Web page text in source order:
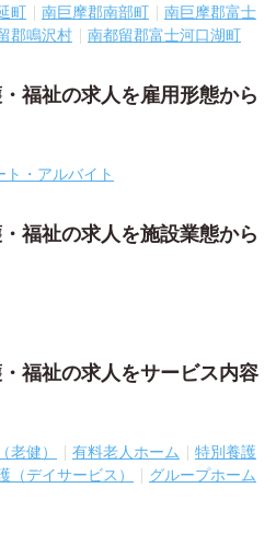
町 南巨摩郡南部町
南巨摩郡富士
郡鳴沢村 南都留郡富士河口湖町
福祉の求人を雇用形態から
ト・アルバイト
福祉の求人を施設業態から
福祉の求人をサービス内容
老健） 有料老人ホーム
特別養護
（デイサービス）
グループホーム